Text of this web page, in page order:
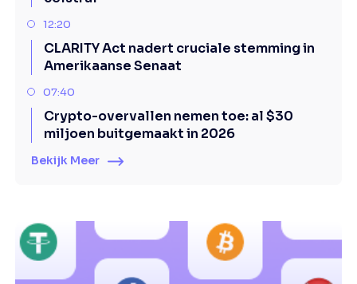
12:20
CLARITY Act nadert cruciale stemming in
Amerikaanse Senaat
07:40
Crypto-overvallen nemen toe: al $30
miljoen buitgemaakt in 2026
Bekijk Meer